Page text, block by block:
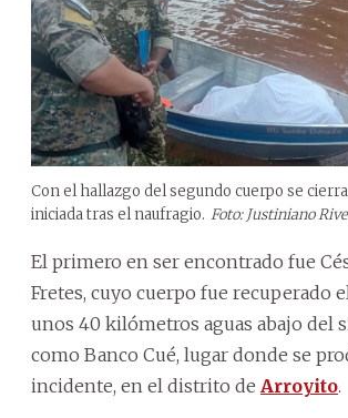
Con el hallazgo del segundo cuerpo se
iniciada tras el naufragio. Foto: Justiniano
El primero en ser encontrado fue
Fretes, cuyo cuerpo fue recuperado
unos 40 kilómetros aguas abajo del
como Banco Cué, lugar donde se
incidente, en el distrito de Arroyito.